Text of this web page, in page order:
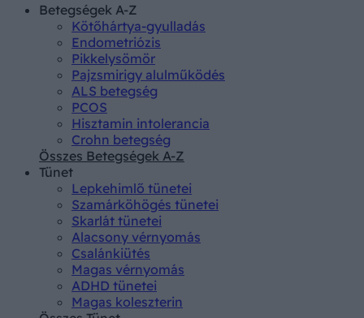
Betegségek A-Z
Kötőhártya-gyulladás
Endometriózis
Pikkelysömör
Pajzsmirigy alulműködés
ALS betegség
PCOS
Hisztamin intolerancia
Crohn betegség
Összes Betegségek A-Z
Tünet
Lepkehimlő tünetei
Szamárköhögés tünetei
Skarlát tünetei
Alacsony vérnyomás
Csalánkiütés
Magas vérnyomás
ADHD tünetei
Magas koleszterin